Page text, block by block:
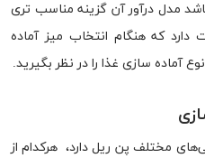
مدل درآور آن گزینه مناسب تری
دارد که هنگام انتخاب میز آماده
آماده سازی غذا را در نظر بگیرید.
مختلف پن ریل‌ دارد، هرکدام از